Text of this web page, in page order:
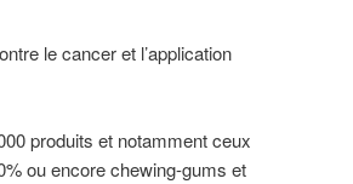
le cancer et l’application
produits et notamment ceux
ou encore chewing-gums et